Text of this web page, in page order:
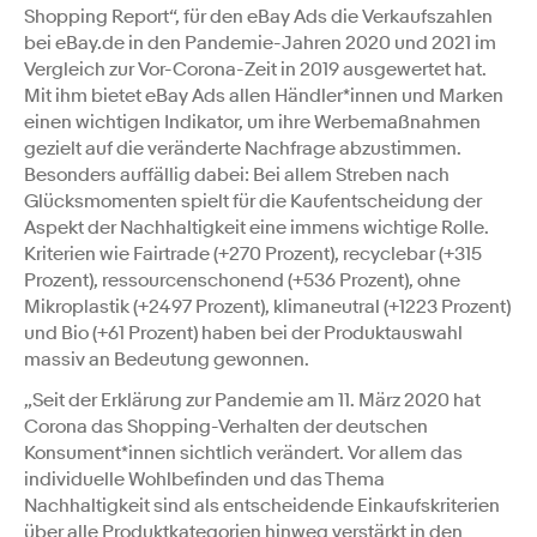
Shopping Report“, für den eBay Ads die Verkaufszahlen
bei eBay.de in den Pandemie-Jahren 2020 und 2021 im
Vergleich zur Vor-Corona-Zeit in 2019 ausgewertet hat.
Mit ihm bietet eBay Ads allen Händler*innen und Marken
einen wichtigen Indikator, um ihre Werbemaßnahmen
gezielt auf die veränderte Nachfrage abzustimmen.
Besonders auffällig dabei: Bei allem Streben nach
Glücksmomenten spielt für die Kaufentscheidung der
Aspekt der Nachhaltigkeit eine immens wichtige Rolle.
Kriterien wie Fairtrade (+270 Prozent), recyclebar (+315
Prozent), ressourcenschonend (+536 Prozent), ohne
Mikroplastik (+2497 Prozent), klimaneutral (+1223 Prozent)
und Bio (+61 Prozent) haben bei der Produktauswahl
massiv an Bedeutung gewonnen.
„Seit der Erklärung zur Pandemie am 11. März 2020 hat
Corona das Shopping-Verhalten der deutschen
Konsument*innen sichtlich verändert. Vor allem das
individuelle Wohlbefinden und das Thema
Nachhaltigkeit sind als entscheidende Einkaufskriterien